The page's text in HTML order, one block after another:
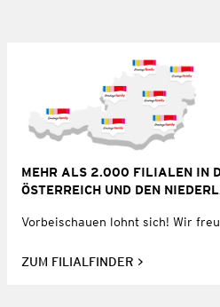
MEHR ALS 2.000 FILIALEN IN
ÖSTERREICH UND DEN
Vorbeischauen lohnt sich! Wir
ZUM FILIALFINDER